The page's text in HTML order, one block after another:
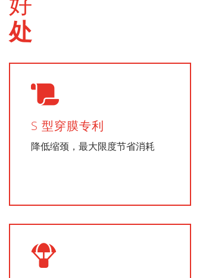
处
S 型穿膜专利
降低缩颈，最大限度节省消耗